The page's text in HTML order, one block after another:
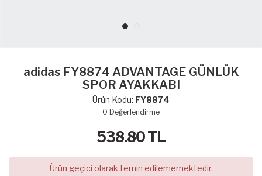
adidas FY8874 ADVANTAGE GÜNLÜK
SPOR AYAKKABI
Ürün Kodu: FY8874
0 Değerlendirme
538.80TL
Ürün geçici olarak temin edilememektedir.